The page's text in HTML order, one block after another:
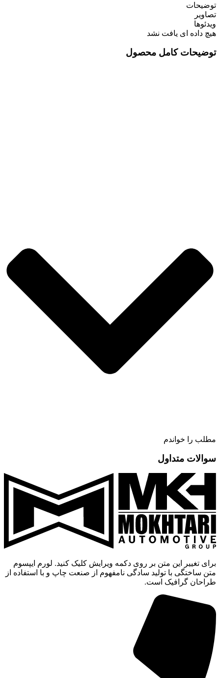
توضیحات
تصاویر
ویدئوها
هیچ داده ای یافت نشد
توضیحات کامل محصول
مطلب را خواندم
سوالات متداول
برای تغییر این متن بر روی دکمه ویرایش کلیک کنید. لورم ایپسوم
متن ساختگی با تولید سادگی نامفهوم از صنعت چاپ و با استفاده از
طراحان گرافیک است.